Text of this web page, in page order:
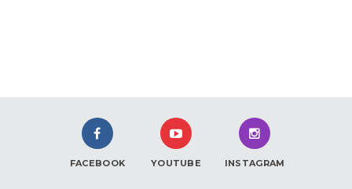
FACEBOOK YOUTUBE INSTAGRAM